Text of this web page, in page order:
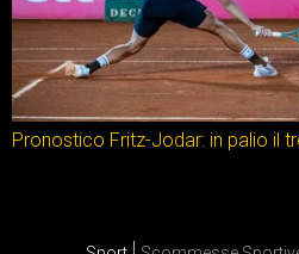
Pronostico Fritz-Jodar: in palio il